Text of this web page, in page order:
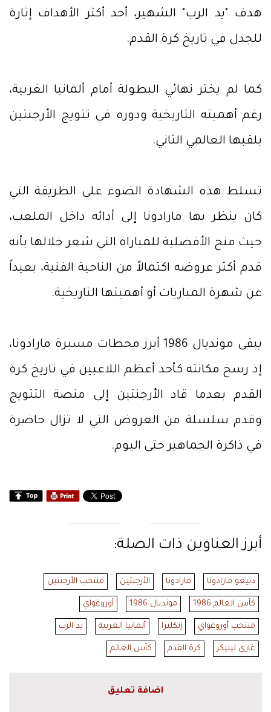
هدف "يد الرب" الشهير، أحد أكثر الأهداف إثارة
للجدل في تاريخ كرة القدم.
كما لم يختر نهائي البطولة أمام ألمانيا الغربية،
رغم أهميته التاريخية ودوره في تتويج الأرجنتين
بلقبها العالمي الثاني.
تسلط هذه الشهادة الضوء على الطريقة التي
كان ينظر بها مارادونا إلى أدائه داخل الملعب،
حيث منح الأفضلية للمباراة التي شعر خلالها بأنه
قدم أكثر عروضه اكتمالاً من الناحية الفنية، بعيداً
عن شهرة المباريات أو أهميتها التاريخية.
يبقى مونديال 1986 أبرز محطات مسيرة مارادونا،
إذ رسخ مكانته كأحد أعظم اللاعبين في تاريخ كرة
القدم بعدما قاد الأرجنتين إلى منصة التتويج
وقدم سلسلة من العروض التي لا تزال حاضرة
في ذاكرة الجماهير حتى اليوم.
أبرز العناوين ذات الصلة:
دييغو مارادونا مارادونا الأرجنتين منتخب الأرجنتين
كأس العالم 1986 مونديال 1986 أوروغواي
منتخب أوروغواي إنكلترا ألمانيا الغربية يد الرب
غاري لينيكر كرة القدم كأس العالم
اضافة تعليق